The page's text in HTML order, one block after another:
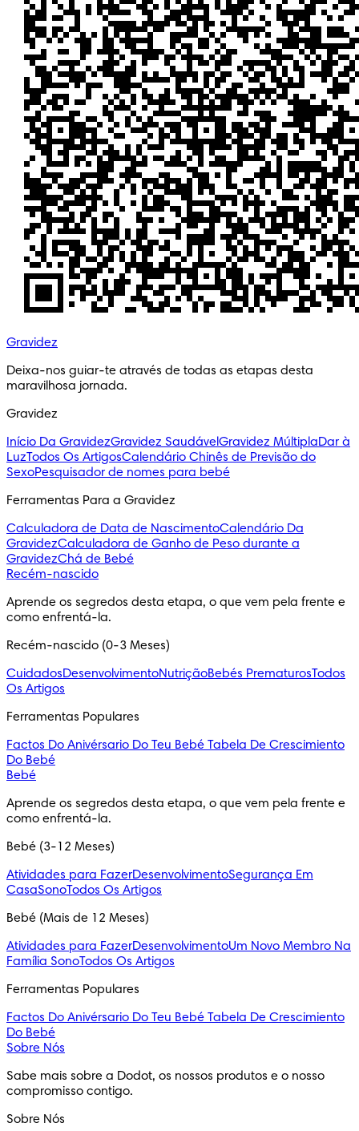
Gravidez
Deixa-nos guiar-te através de todas as etapas desta
maravilhosa jornada.
Gravidez
Início Da GravidezGravidez SaudávelGravidez MúltiplaDar à
LuzTodos Os ArtigosCalendário Chinês de Previsão do
SexoPesquisador de nomes para bebé
Ferramentas Para a Gravidez
Calculadora de Data de NascimentoCalendário Da
GravidezCalculadora de Ganho de Peso durante a
GravidezChá de Bebé
Recém-nascido
Aprende os segredos desta etapa, o que vem pela frente e
como enfrentá-la.
Recém-nascido (0-3 Meses)
CuidadosDesenvolvimentoNutriçãoBebés PrematurosTodos
Os Artigos
Ferramentas Populares
Factos Do Anivérsario Do Teu Bebé Tabela De Crescimiento
Do Bebé
Bebé
Aprende os segredos desta etapa, o que vem pela frente e
como enfrentá-la.
Bebé (3-12 Meses)
Atividades para FazerDesenvolvimentoSegurança Em
CasaSonoTodos Os Artigos
Bebé (Mais de 12 Meses)
Atividades para FazerDesenvolvimentoUm Novo Membro Na
Família SonoTodos Os Artigos
Ferramentas Populares
Factos Do Anivérsario Do Teu Bebé Tabela De Crescimiento
Do Bebé
Sobre Nós
Sabe mais sobre a Dodot, os nossos produtos e o nosso
compromisso contigo.
Sobre Nós